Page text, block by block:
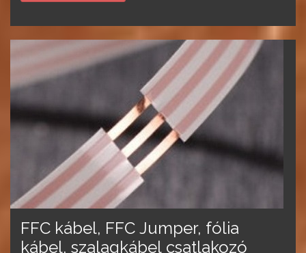
FFC kábel, FFC Jumper, fólia
kábel, szalagkábel csatlakozó